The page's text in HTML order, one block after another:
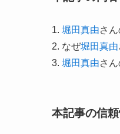
1. 堀田真由さ
2. なぜ堀田真由
3. 堀田真由さ
本記事の信